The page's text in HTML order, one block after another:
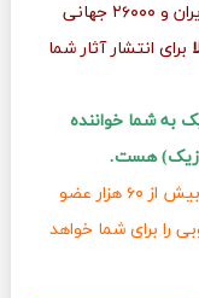
ایران و ۲۶۰۰۰ جهانی
برای انتشار آثار شما
به شما خواننده
هست.
با داشتن بیش از ۶۰ هزار عضو
را برای شما خواهد